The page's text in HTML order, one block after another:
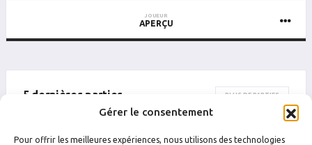
Gérer le consentement
Pour offrir les meilleures expériences, nous utilisons des technologies
JOUEUR
APERÇU
5 dernières parties PLUS DE PARTIES